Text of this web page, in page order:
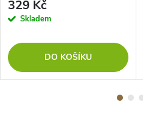
329 Kč
Skladem
DO KOŠÍKU